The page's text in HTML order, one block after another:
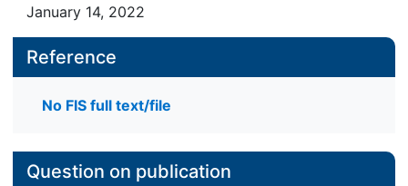
January 14, 2022
Reference
No FIS full text/file
Question on publication